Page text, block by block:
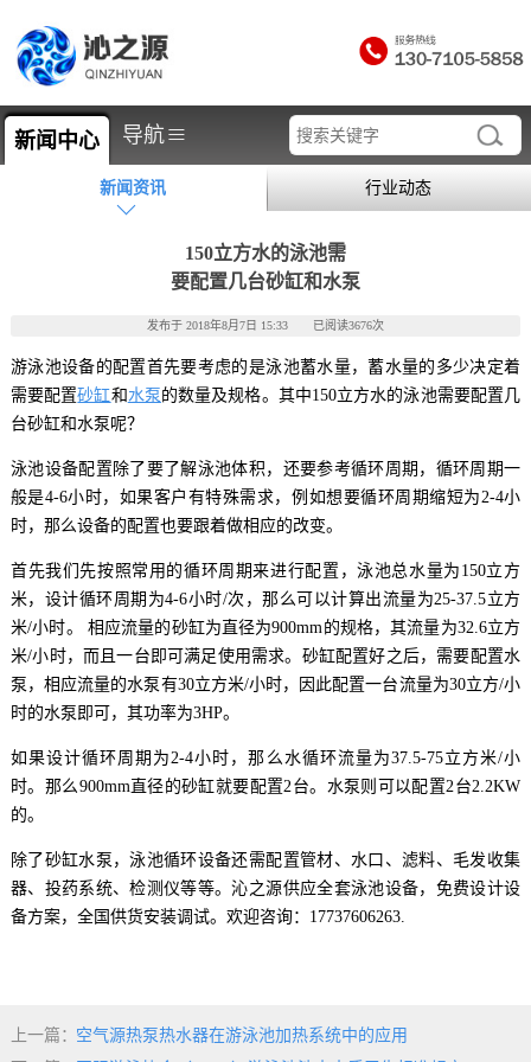
新闻中心 导航≡
新闻资讯 行业动态
150立方水的泳池需
要配置几台砂缸和水泵
发布于 2018年8月7日 15:33 已阅读3676次
游泳池设备的配置首先要考虑的是泳池蓄水量，蓄水量的多少决定着
需要配置砂缸和水泵 的数量及规格。其中150立方水的泳池需要配置几
台砂缸和水泵呢？
泳池设备配置除了要了解泳池体积，还要参考循环周期，循环周期一
般是4-6小时，如果客户有特殊需求，例如想要循环周期缩短为2-4小
时，那么设备的配置也要跟着做相应的改变。
首先我们先按照常用的循环周期来进行配置，泳池总水量为150立方
米，设计循环周期为4-6小时/次，那么可以计算出流量为25-37.5立方
米/小时。 相应流量的砂缸为直径为900mm的规格，其流量为32.6立方
米/小时，而且一台即可满足使用需求。砂缸配置好之后，需要配置水
泵，相应流量的水泵有30立方米/小时，因此配置一台流量为30立方/小
时的水泵即可，其功率为3HP。
如果设计循环周期为2-4小时，那么水循环流量为37.5-75立方米/小
时。那么900mm直径的砂缸就要配置2台。水泵则可以配置2台2.2KW
的。
除了砂缸水泵，泳池循环设备还需配置管材、水口、滤料、毛发收集
器、投药系统、检测仪等等。沁之源供应全套泳池设备，免费设计设
备方案，全国供货安装调试。欢迎咨询：17737606263.
上一篇： 空气源热泵热水器在游泳池加热系统中的应用